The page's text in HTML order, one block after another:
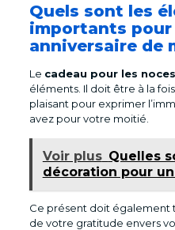
Quels sont les
importants
anniversaire de
Le cadeau pour les
éléments. Il doit être à la
plaisant pour exprimer
avez pour votre moitié.
Voir plus Quelles
décoration pour
Ce présent doit
de votre gratitude envers